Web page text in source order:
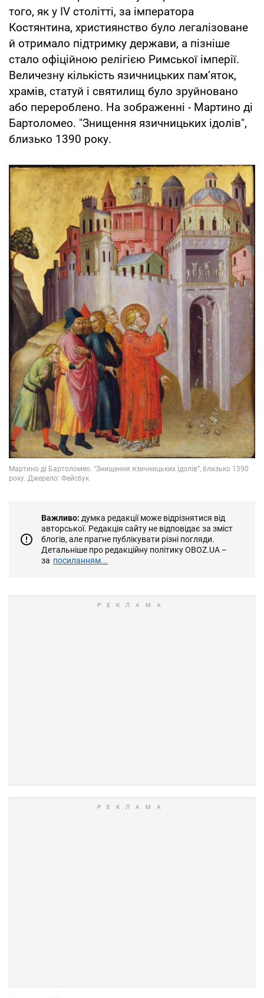
того, як у IV столітті, за імператора
Костянтина, християнство було легалізоване
й отримало підтримку держави, а пізніше
стало офіційною релігією Римської імперії.
Величезну кількість язичницьких пам’яток,
храмів, статуй і святилищ було зруйновано
або перероблено. На зображенні - Мартино ді
Бартоломео. "Знищення язичницьких ідолів",
близько 1390 року.
Важливо: думка редакції може відрізнятися від
авторської. Редакція сайту не відповідає за зміст
блогів, але прагне публікувати різні погляди.
Детальніше про редакційну політику OBOZ.UA –
за посиланням...